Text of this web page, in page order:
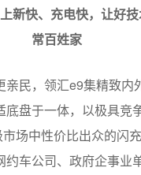
新快、充电快，让好
常百姓家
亲民，领汇e9集精致内
底盘于一体，以极具竞
场中性价比出众的闪
约车公司、政府企事业